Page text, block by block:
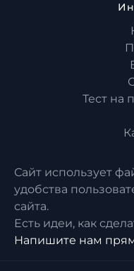
Тест на
Сайт использует
удобства
сайта.
Есть идеи, как
Напишите нам